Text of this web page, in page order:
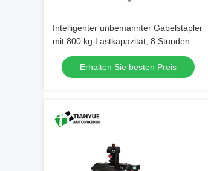
Intelligenter unbemannter Gabelstapler
mit 800 kg Lastkapazität, 8 Stunden
Ausdauerzeit und ±5 mm
Stopppräzision für den Umgang mit
schweren Materialien
Erhalten Sie besten Preis